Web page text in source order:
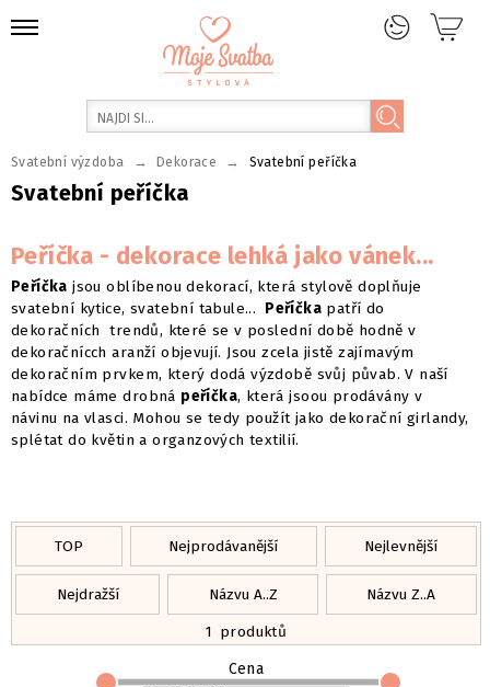
Svatební peříčka
Svatební výzdoba → Dekorace → Svatební peříčka
Peříčka - dekorace lehká jako vánek...
Peříčka jsou oblíbenou dekorací, která stylově doplňuje
svatební kytice, svatební tabule... Peříčkapatří do
dekoračních trendů, které se v poslední době hodně v
dekoračnícch aranží objevují. Jsou zcela jistě zajímavým
dekoračním prvkem, který dodá výzdobě svůj půvab. V naší
nabídce máme drobná peříčka, která jsoou prodávány v
návinu na vlasci. Mohou se tedy použít jako dekorační girlandy,
splétat do květin a organzových textilií.
TOP Nejprodávanější Nejlevnější
Nejdražší Názvu A..Z
Názvu Z..A
1 produktů
Cena